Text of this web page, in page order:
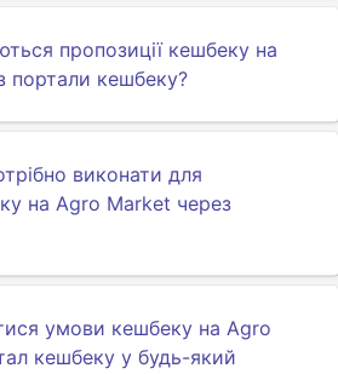
пропозиції кешбеку на
портали кешбеку?
виконати для
на Agro Market через
умови кешбеку на Agro
кешбеку у будь-який